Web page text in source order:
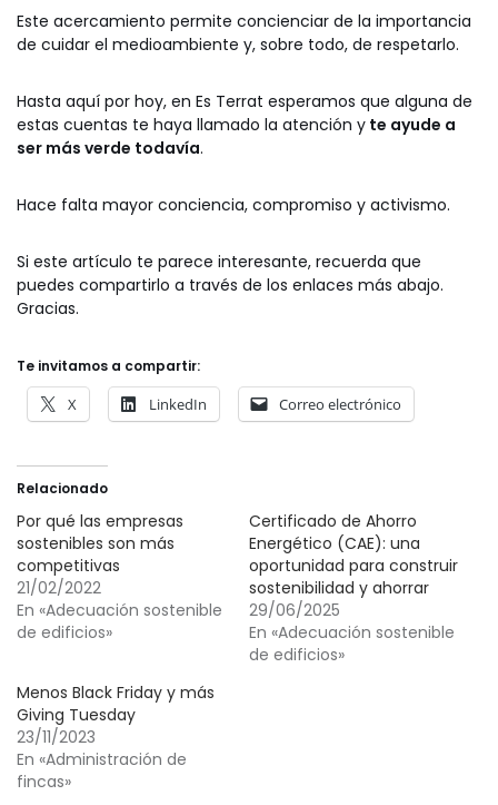
Este acercamiento permite concienciar de la importancia
de cuidar el medioambiente y, sobre todo, de respetarlo.
Hasta aquí por hoy, en Es Terrat esperamos que alguna de
estas cuentas te haya llamado la atención y te ayude a
ser más verde todavía.
Hace falta mayor conciencia, compromiso y activismo.
Si este artículo te parece interesante, recuerda que
puedes compartirlo a través de los enlaces más abajo.
Gracias.
Te invitamos a compartir:
X LinkedIn Correo electrónico
Relacionado
Por qué las empresas
sostenibles son más
competitivas
21/02/2022
En «Adecuación sostenible
de edificios»
Certificado de Ahorro
Energético (CAE): una
oportunidad para construir
sostenibilidad y ahorrar
29/06/2025
En «Adecuación sostenible
de edificios»
Menos Black Friday y más
Giving Tuesday
23/11/2023
En «Administración de
fincas»